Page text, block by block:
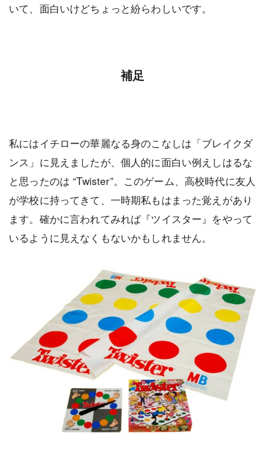
いて、面白いけどちょっと紛らわしいです。
補足
私にはイチローの華麗なる身のこなしは「ブレイクダ
ンス」に見えましたが、個人的に面白い例えしはるな
と思ったのは “Twister”。このゲーム、高校時代に友人
が学校に持ってきて、一時期私もはまった覚えがあり
ます。確かに言われてみれば『ツイスター』をやって
いるように見えなくもないかもしれません。